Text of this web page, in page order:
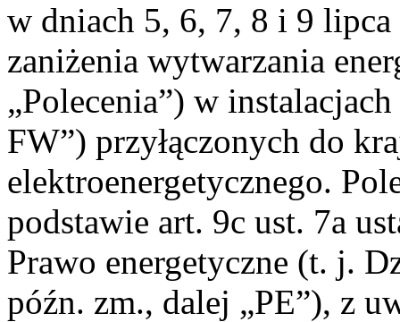
w dniach 5, 6, 7, 8 i 9 lipca
zaniżenia wytwarzania
„Polecenia”) w
FW”) przyłączonych do
elektroenergetycznego.
podstawie art. 9c ust. 7a
Prawo energetyczne (t. j.
późn. zm., dalej „PE”), z